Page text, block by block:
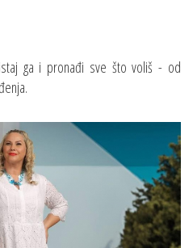
ga i pronađi sve što voliš - od